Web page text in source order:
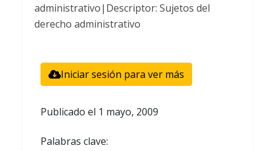
administrativo|Descriptor: Sujetos del
derecho administrativo
Iniciar sesión para ver más
Publicado el 1 mayo, 2009
Palabras clave: